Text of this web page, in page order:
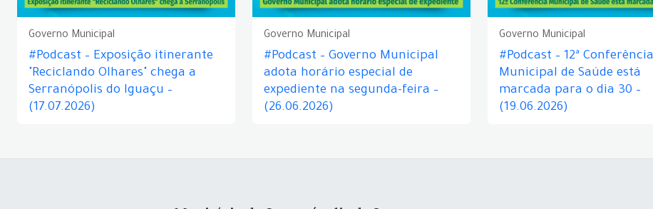
Governo Municipal
#Podcast – Exposição itinerante
"Reciclando Olhares" chega a
Serranópolis do Iguaçu –
(17.07.2026)
Governo Municipal
#Podcast – Governo Municipal
adota horário especial de
expediente na segunda-feira –
(26.06.2026)
Governo Municipal
#Podcast – 12ª Conferência
Municipal de Saúde está
marcada para o dia 30 –
(19.06.2026)